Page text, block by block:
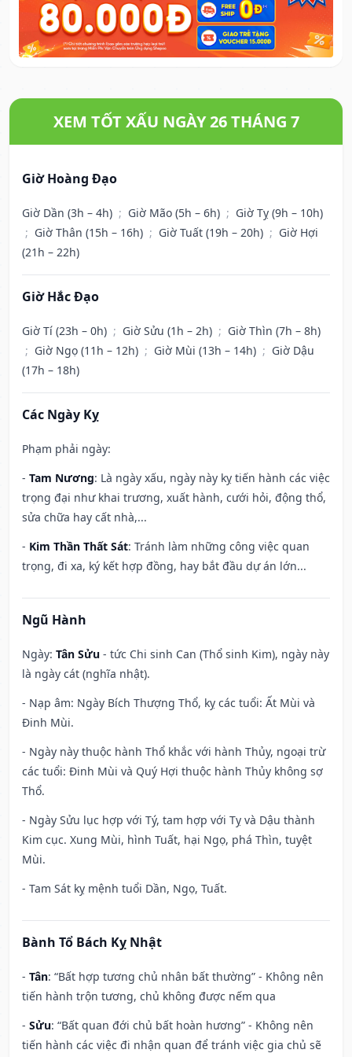
XEM TỐT XẤU NGÀY 26 THÁNG 7
Giờ Hoàng Đạo
Giờ Dần (3h – 4h) ; Giờ Mão (5h – 6h) ; Giờ Tỵ (9h – 10h)
; Giờ Thân (15h – 16h) ; Giờ Tuất (19h – 20h) ; Giờ Hợi
(21h – 22h)
Giờ Hắc Đạo
Giờ Tí (23h – 0h) ; Giờ Sửu (1h – 2h) ; Giờ Thìn (7h – 8h)
; Giờ Ngọ (11h – 12h) ; Giờ Mùi (13h – 14h) ; Giờ Dậu
(17h – 18h)
Các Ngày Kỵ
Phạm phải ngày:
- Tam Nương: Là ngày xấu, ngày này kỵ tiến hành các việc
trọng đại như khai trương, xuất hành, cưới hỏi, động thổ,
sửa chữa hay cất nhà,...
- Kim Thần Thất Sát: Tránh làm những công việc quan
trọng, đi xa, ký kết hợp đồng, hay bắt đầu dự án lớn...
Ngũ Hành
Ngày: Tân Sửu - tức Chi sinh Can (Thổ sinh Kim), ngày này
là ngày cát (nghĩa nhật).
- Nạp âm: Ngày Bích Thượng Thổ, kỵ các tuổi: Ất Mùi và
Đinh Mùi.
- Ngày này thuộc hành Thổ khắc với hành Thủy, ngoại trừ
các tuổi: Đinh Mùi và Quý Hợi thuộc hành Thủy không sợ
Thổ.
- Ngày Sửu lục hợp với Tý, tam hợp với Tỵ và Dậu thành
Kim cục. Xung Mùi, hình Tuất, hại Ngọ, phá Thìn, tuyệt
Mùi.
- Tam Sát kỵ mệnh tuổi Dần, Ngọ, Tuất.
Bành Tổ Bách Kỵ Nhật
- Tân: “Bất hợp tương chủ nhân bất thường” - Không nên
tiến hành trộn tương, chủ không được nếm qua
- Sửu: “Bất quan đới chủ bất hoàn hương” - Không nên
tiến hành các việc đi nhận quan để tránh việc gia chủ sẽ